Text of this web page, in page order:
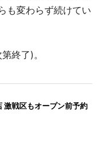
も変わらず続けてい
終了)。
激戦区もオープン前予約